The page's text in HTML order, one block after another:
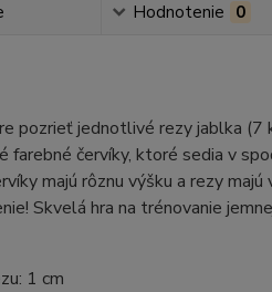
Hodnotenie 0
pozrieť jednotlivé rezy jablka (7
červíky, ktoré sedia v
majú rôznu výšku a rezy
Skvelá hra na trénovanie
1 cm